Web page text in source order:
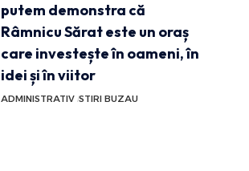
putem demonstra că
Râmnicu Sărat este un oraș
care investește în oameni, în
idei și în viitor
ADMINISTRATIV STIRI BUZAU